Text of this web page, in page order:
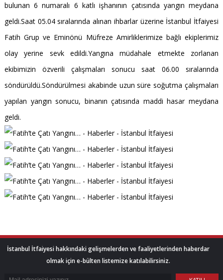
bulunan 6 numaralı 6 katlı işhanının çatısında yangın meydana
geldi.Saat 05.04 sıralarında alınan ihbarlar üzerine İstanbul İtfaiyesi
Fatih Grup ve Eminönü Müfreze Amirliklerimize bağlı ekiplerimiz
olay yerine sevk edildi.Yangına müdahale etmekte zorlanan
ekibimizin özverili çalışmaları sonucu saat 06.00 sıralarında
söndürüldü.Söndürülmesi akabinde uzun süre soğutma çalışmaları
yapılan yangın sonucu, binanın çatısında maddi hasar meydana
geldi.
İstanbul İtfaiyesi hakkındaki gelişmelerden ve faaliyetlerinden haberdar
olmak için e-bülten listemize katılabilirsiniz.